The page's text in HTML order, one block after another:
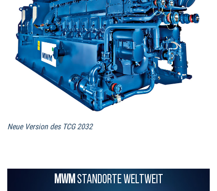
Neue Version des TCG 2032
MWMSTANDORTE WELTWEIT